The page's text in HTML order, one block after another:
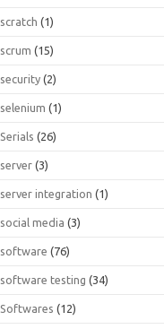
scratch (1)
scrum (15)
security (2)
selenium (1)
Serials (26)
server (3)
server integration (1)
social media (3)
software (76)
software testing (34)
Softwares (12)